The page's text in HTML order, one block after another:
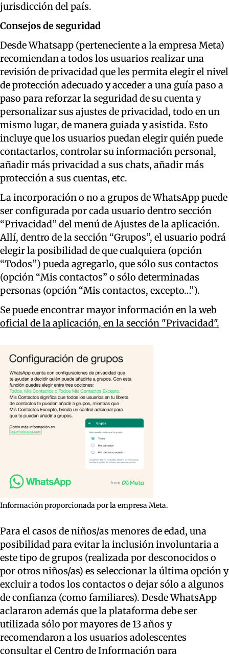
jurisdicción del país.
Consejos de seguridad
Desde Whatsapp (perteneciente a la empresa Meta)
recomiendan a todos los usuarios realizar una
revisión de privacidad que les permita elegir el nivel
de protección adecuado y acceder a una guía paso a
paso para reforzar la seguridad de su cuenta y
personalizar sus ajustes de privacidad, todo en un
mismo lugar, de manera guiada y asistida. Esto
incluye que los usuarios puedan elegir quién puede
contactarlos, controlar su información personal,
añadir más privacidad a sus chats, añadir más
protección a sus cuentas, etc.
La incorporación o no a grupos de WhatsApp puede
ser configurada por cada usuario dentro sección
“Privacidad” del menú de Ajustes de la aplicación.
Allí, dentro de la sección “Grupos”, el usuario podrá
elegir la posibilidad de que cualquiera (opción
“Todos”) pueda agregarlo, que sólo sus contactos
(opción “Mis contactos” o sólo determinadas
personas (opción “Mis contactos, excepto…”).
Se puede encontrar mayor información enla web
oficial de la aplicación, en la sección "Privacidad".
Información proporcionada por la empresa Meta.
Para el casos de niños/as menores de edad, una
posibilidad para evitar la inclusión involuntaria a
este tipo de grupos (realizada por desconocidos o
por otros niños/as) es seleccionar la última opción y
excluir a todos los contactos o dejar sólo a algunos
de confianza (como familiares). Desde WhatsApp
aclararon además que la plataforma debe ser
utilizada sólo por mayores de 13 años y
recomendaron a los usuarios adolescentes
consultar el Centro de Información para